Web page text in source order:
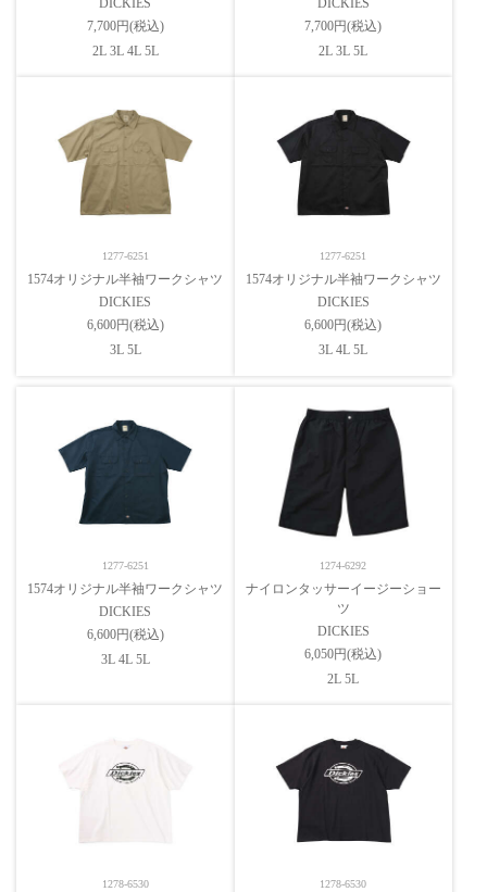
DICKIES
7,700円(税込)
2L 3L 4L 5L
DICKIES
7,700円(税込)
2L 3L 5L
1277-6251
1574オリジナル半袖ワークシャツ
DICKIES
6,600円(税込)
3L 5L
1277-6251
1574オリジナル半袖ワークシャツ
DICKIES
6,600円(税込)
3L 4L 5L
1277-6251
1574オリジナル半袖ワークシャツ
DICKIES
6,600円(税込)
3L 4L 5L
1274-6292
ナイロンタッサーイージーショー
ツ
DICKIES
6,050円(税込)
2L 5L
1278-6530 1278-6530